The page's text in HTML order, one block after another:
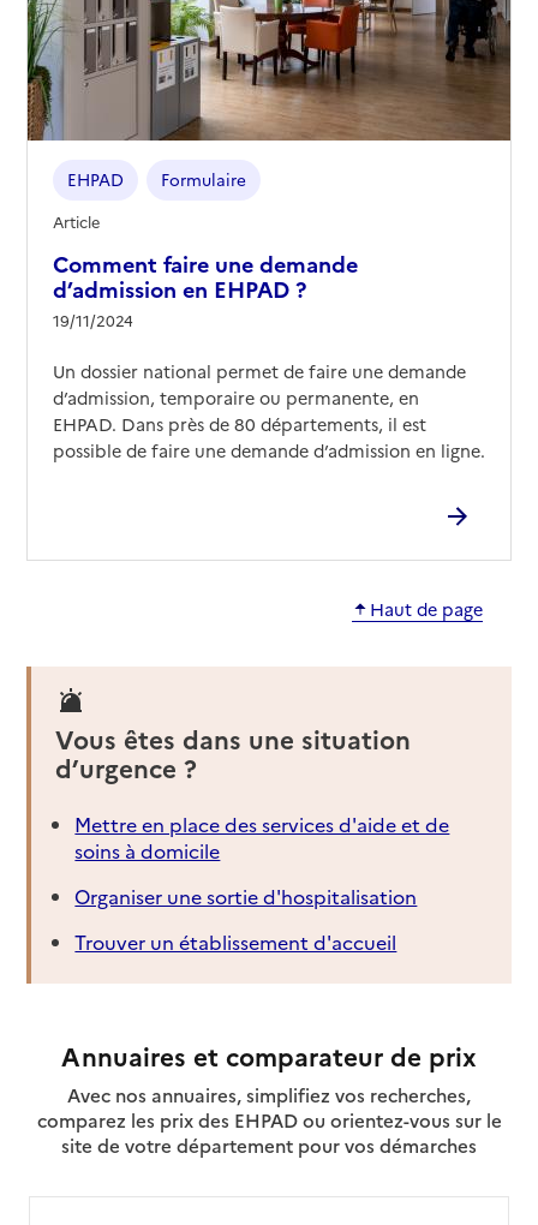
Comment faire une demande
d’admission en EHPAD ?
19/11/2024
EHPAD Formulaire
Article
Un dossier national permet de faire une demande
d’admission, temporaire ou permanente, en
EHPAD. Dans près de 80 départements, il est
possible de faire une demande d’admission en ligne.
Haut de page
Vous êtes dans une situation
d’urgence ?
Mettre en place des services d'aide et de
soins à domicile
Organiser une sortie d'hospitalisation
Trouver un établissement d'accueil
Annuaires et comparateur de prix
Avec nos annuaires, simplifiez vos recherches,
comparez les prix des EHPAD ou orientez-vous sur le
site de votre département pour vos démarches